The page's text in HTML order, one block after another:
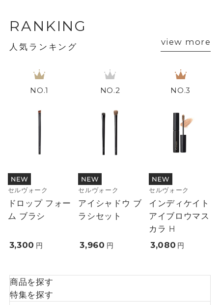
RANKING
人気ランキング view more
1
セルヴォーク
ドロップ フォー
ム ブラシ
3,300 円
2
セルヴォーク
アイシャドウ ブ
ラシセット
3,960 円
3
セルヴォーク
インディケイト
アイブロウマス
カラ H
3,080 円
商品を探す
特集を探す